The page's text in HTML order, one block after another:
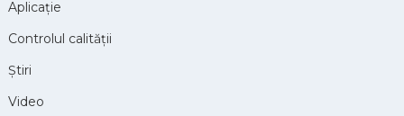
Aplicație
Controlul calității
Ştiri
Video